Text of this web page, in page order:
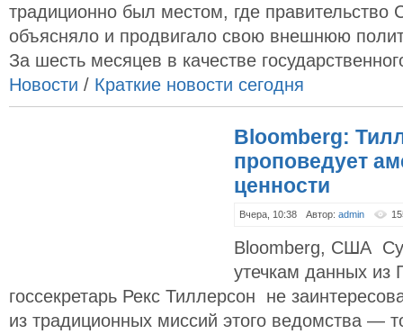
традиционно был местом, где правительство
объясняло и продвигало свою внешнюю
За шесть месяцев в качестве
Новости / Краткие новости сегодня
Bloomberg:
проповедует
ценности
Вчера, 10:38 Автор: admin
Bloomberg, США
утечкам данных из
госсекретарь Рекс Тиллерсон не
из традиционных миссий этого ведомства —